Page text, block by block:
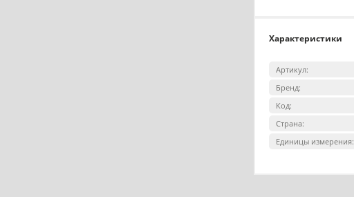
Характеристики
Артикул:
Бренд:
Код:
Страна:
Единицы измерения: